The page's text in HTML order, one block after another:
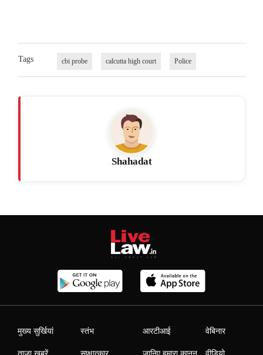
Tags cbi probe calcutta high court Police
Shahadat
मुख्य सुर्खियां स्तंभ आरटीआई वेबिनार